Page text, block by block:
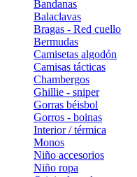
Bandanas
Balaclavas
Bragas - Red cuello
Bermudas
Camisetas algodón
Camisas tácticas
Chambergos
Ghillie - sniper
Gorras béisbol
Gorros - boinas
Interior / térmica
Monos
Niño accesorios
Niño ropa